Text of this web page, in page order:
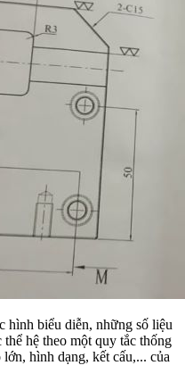
hình biểu diễn, những số liệu
hệ theo một quy tắc thống
hình dạng, kết cấu,... của